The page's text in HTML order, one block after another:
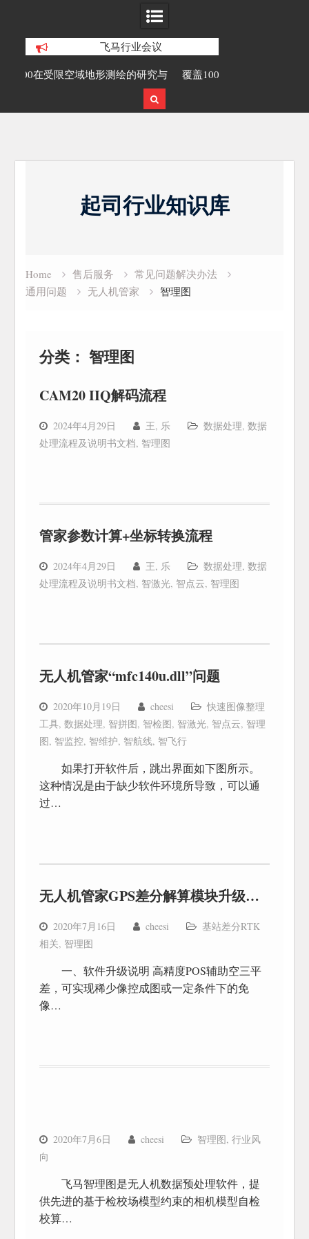
飞马行业会议
研究与
覆盖1000公里带状密林高山区的飞马机
载激光雷达点云数据及正射影像
起司行业知识库
Home 售后服务
常见问题解决办法
通用问题
无人机管家 智理图
分类：智理图
CAM20 IIQ解码流程
2024年4月29日 王, 乐 数据处理,数据
处理流程及说明书文档, 智理图
管家参数计算+坐标转换流程
2024年4月29日 王, 乐 数据处理,数据
处理流程及说明书文档, 智激光, 智点云, 智理图
无人机管家“mfc140u.dll”问题
2020年10月19日 cheesi
快速图像整理
工具,数据处理, 智拼图, 智检图, 智激光, 智点云, 智理
图, 智监控, 智维护, 智航线, 智飞行
如果打开软件后，跳出界面如下图所示。
这种情况是由于缺少软件环境所导致，可以通
过…
无人机管家GPS差分解算模块升级说明
2020年7月16日 cheesi
基站差分RTK
相关, 智理图
一、软件升级说明 高精度POS辅助空三平
差，可实现稀少像控成图或一定条件下的免
像…
2020年7月6日 cheesi 智理图,行业风
向
飞马智理图是无人机数据预处理软件，提
供先进的基于检校场模型约束的相机模型自检
校算…